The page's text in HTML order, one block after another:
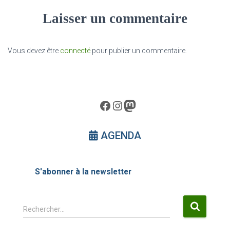
Laisser un commentaire
Vous devez être connecté pour publier un commentaire.
Facebook InstagramMastodon
AGENDA
S'abonner à la newsletter
R
Rechercher…